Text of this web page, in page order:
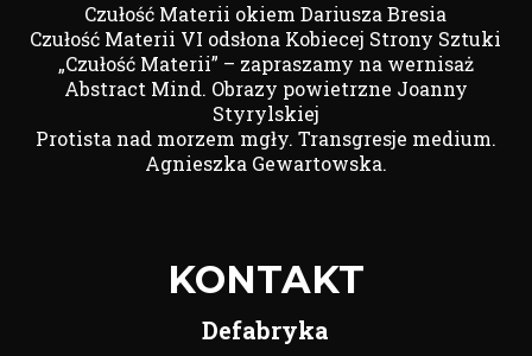
Czułość Materii okiem Dariusza Bresia
Czułość Materii VI odsłona Kobiecej Strony Sztuki
„Czułość Materii” – zapraszamy na wernisaż
Abstract Mind. Obrazy powietrzne Joanny
Styrylskiej
Protista nad morzem mgły. Transgresje medium.
Agnieszka Gewartowska.
KONTAKT
Defabryka